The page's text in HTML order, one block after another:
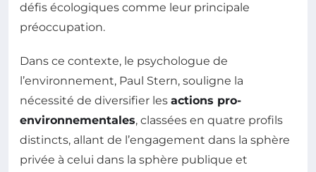
défis écologiques comme leur principale
préoccupation.
Dans ce contexte, le psychologue de
l’environnement, Paul Stern, souligne la
nécessité de diversifier les actions pro-
environnementales, classées en quatre profils
distincts, allant de l’engagement dans la sphère
privée à celui dans la sphère publique et